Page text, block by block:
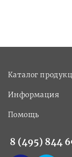
Каталог
Информация
Помощь
8 (495) 844